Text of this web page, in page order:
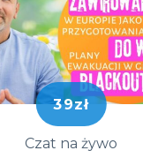
39zł
Czat na żywo